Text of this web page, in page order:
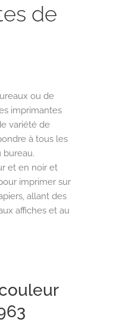
de
ou de
imprimantes
variété de
à tous les
bureau.
et en noir et
imprimer sur
allant des
affiches et au